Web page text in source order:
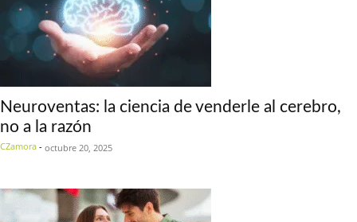
Neuroventas: la ciencia de venderle al cerebro,
no a la razón
CZamora - octubre 20, 2025